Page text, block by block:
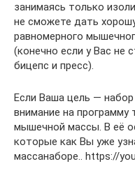
занимаясь только
не сможете дать
равномерного
(конечно если у Вас не
бицепс и пресс).
Если Ваша цель —
внимание на программу
мышечной массы. В её
которые как Вы уже
массанаборе.. https://